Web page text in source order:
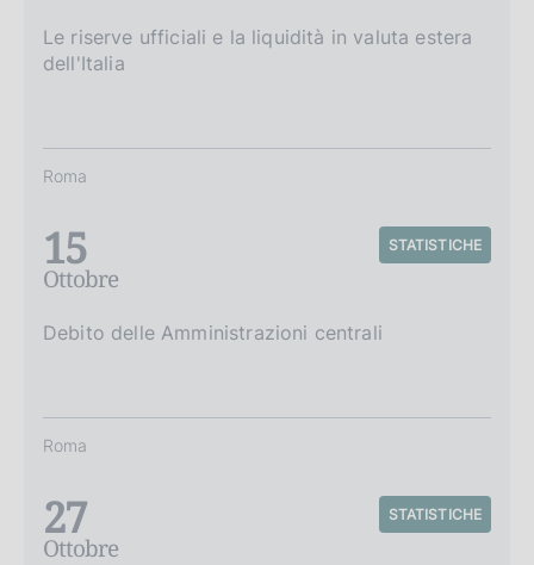
Le riserve ufficiali e la liquidità in valuta estera
dell'Italia
Roma
15
Ottobre
STATISTICHE
Debito delle Amministrazioni centrali
Roma
27
Ottobre
STATISTICHE